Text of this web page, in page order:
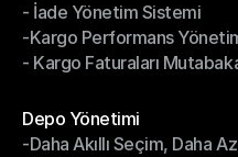
- Sürücü Yönetim Sistemi
- İade Yönetim Sistemi
- İade Yönetim Sistemi
-Kargo Performans
-Kargo Performans
- Kargo Faturaları
Depo Yönetimi
Depo Yönetimi
-Daha Akıllı Seçim, Daha